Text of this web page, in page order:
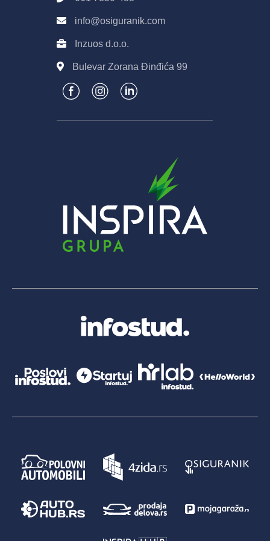
info@osiguranik.com
Inzuos d.o.o.
Bulevar Zorana Đinđića 99